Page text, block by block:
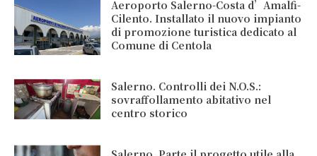
Aeroporto Salerno-Costa d’Amalfi-
Cilento. Installato il nuovo impianto
di promozione turistica dedicato al
Comune di Centola
Salerno. Controlli dei N.O.S.:
sovraffollamento abitativo nel
centro storico